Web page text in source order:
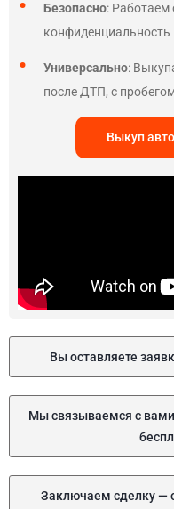
Безопасно: Работаем
конфиденциальность
Универсально:
после ДТП, с
Выкуп
Вы оставляете
Мы связываемся с
Заключаем сделку —